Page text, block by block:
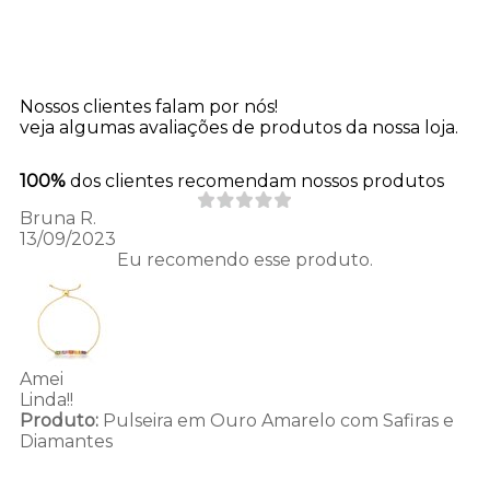
Nossos clientes falam por nós!
veja algumas avaliações de produtos da nossa loja.
100% dos clientes recomendam nossos produtos
Bruna R.
13/09/2023
Eu recomendo esse produto.
Amei
Linda!!
Produto:Pulseira em Ouro Amarelo com Safiras e
Diamantes